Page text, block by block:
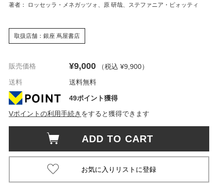
著者： ロッセッラ・メネガッツォ、原 研哉、ステファニア・ピォッティ
取扱店舗：銀座 蔦屋書店
販売価格 ¥9,000 （税込 ¥9,900）
送料
送料無料
49ポイント獲得
Vポイントの利用手続き をすると獲得できます
ADD TO CART